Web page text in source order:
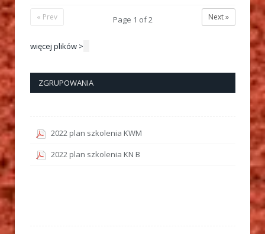
Next »
Page 1 of2
« Prev
więcej plików >
ZGRUPOWANIA
2022 plan szkolenia KWM
2022 plan szkolenia KN B